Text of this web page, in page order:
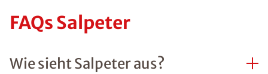
FAQs Salpeter
Wie sieht Salpeter aus?